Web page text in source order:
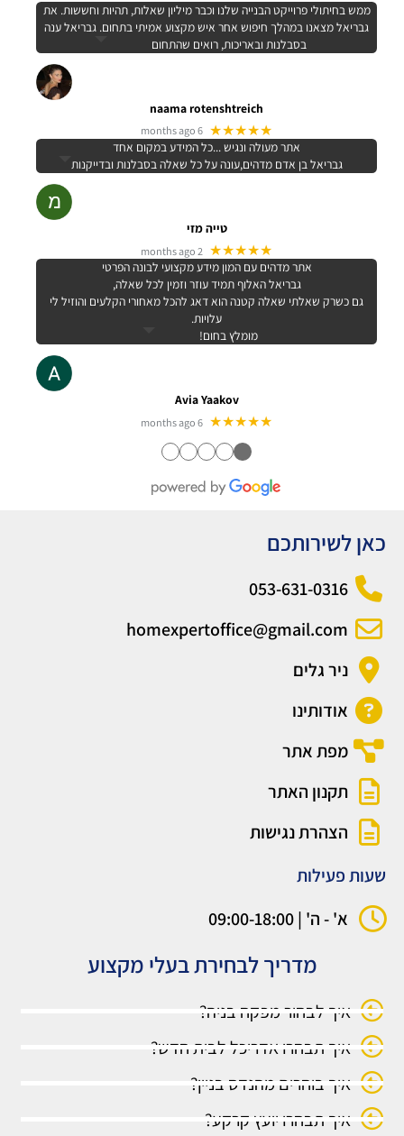
ממש בחיתולי פרוייקט הבנייה שלנו וכבר מיליון שאלות, תהיות וחששות. את
גבריאל מצאנו במהלך חיפוש אחר איש מקצוע אמיתי בתחום. גבריאל ענה
בסבלנות ובאריכות, רואים שהתחום
naama rotenshtreich
★★★★★
6 months ago
אתר מעולה ונגיש ...כל המידע במקום אחד
גבריאל בן אדם מדהים,עונה על כל שאלה בסבלנות ובדייקנות
טייה מזי
★★★★★
2 months ago
אתר מדהים עם המון מידע מקצועי לבונה הפרטי
גבריאל האלוף תמיד עוזר וזמין לכל שאלה,
גם כשרק שאלתי שאלה קטנה הוא דאג להכל מאחורי הקלעים והוזיל לי
עלויות.
מומלץ בחום!
Avia Yaakov
★★★★★
6 months ago
●
●
●
●
●
כאן לשירותכם
053-631-0316
homexpertoffice@gmail.com
ניר גלים
אודותינו
מפת אתר
תקנון האתר
הצהרת נגישות
שעות פעילות
א' - ה' | 09:00-18:00
מדריך לבחירת בעלי מקצוע
איך לבחור מפקח בניה?
איך תבחרו אדריכל לבית חדש?
איך בוחרים מהנדס בניין?
איך תבחרו יועץ קרקע?